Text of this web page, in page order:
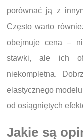
porównać ją z
Często warto
obejmuje cena –
stawki, ale ich
niekompletna.
elastycznego
od osiągniętych
Jakie są